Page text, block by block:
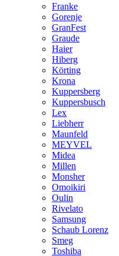
Franke
Gorenje
GranFest
Graude
Haier
Hiberg
Körting
Krona
Kuppersberg
Kuppersbusch
Lex
Liebherr
Maunfeld
MEYVEL
Midea
Millen
Monsher
Omoikiri
Oulin
Rivelato
Samsung
Schaub Lorenz
Smeg
Toshiba